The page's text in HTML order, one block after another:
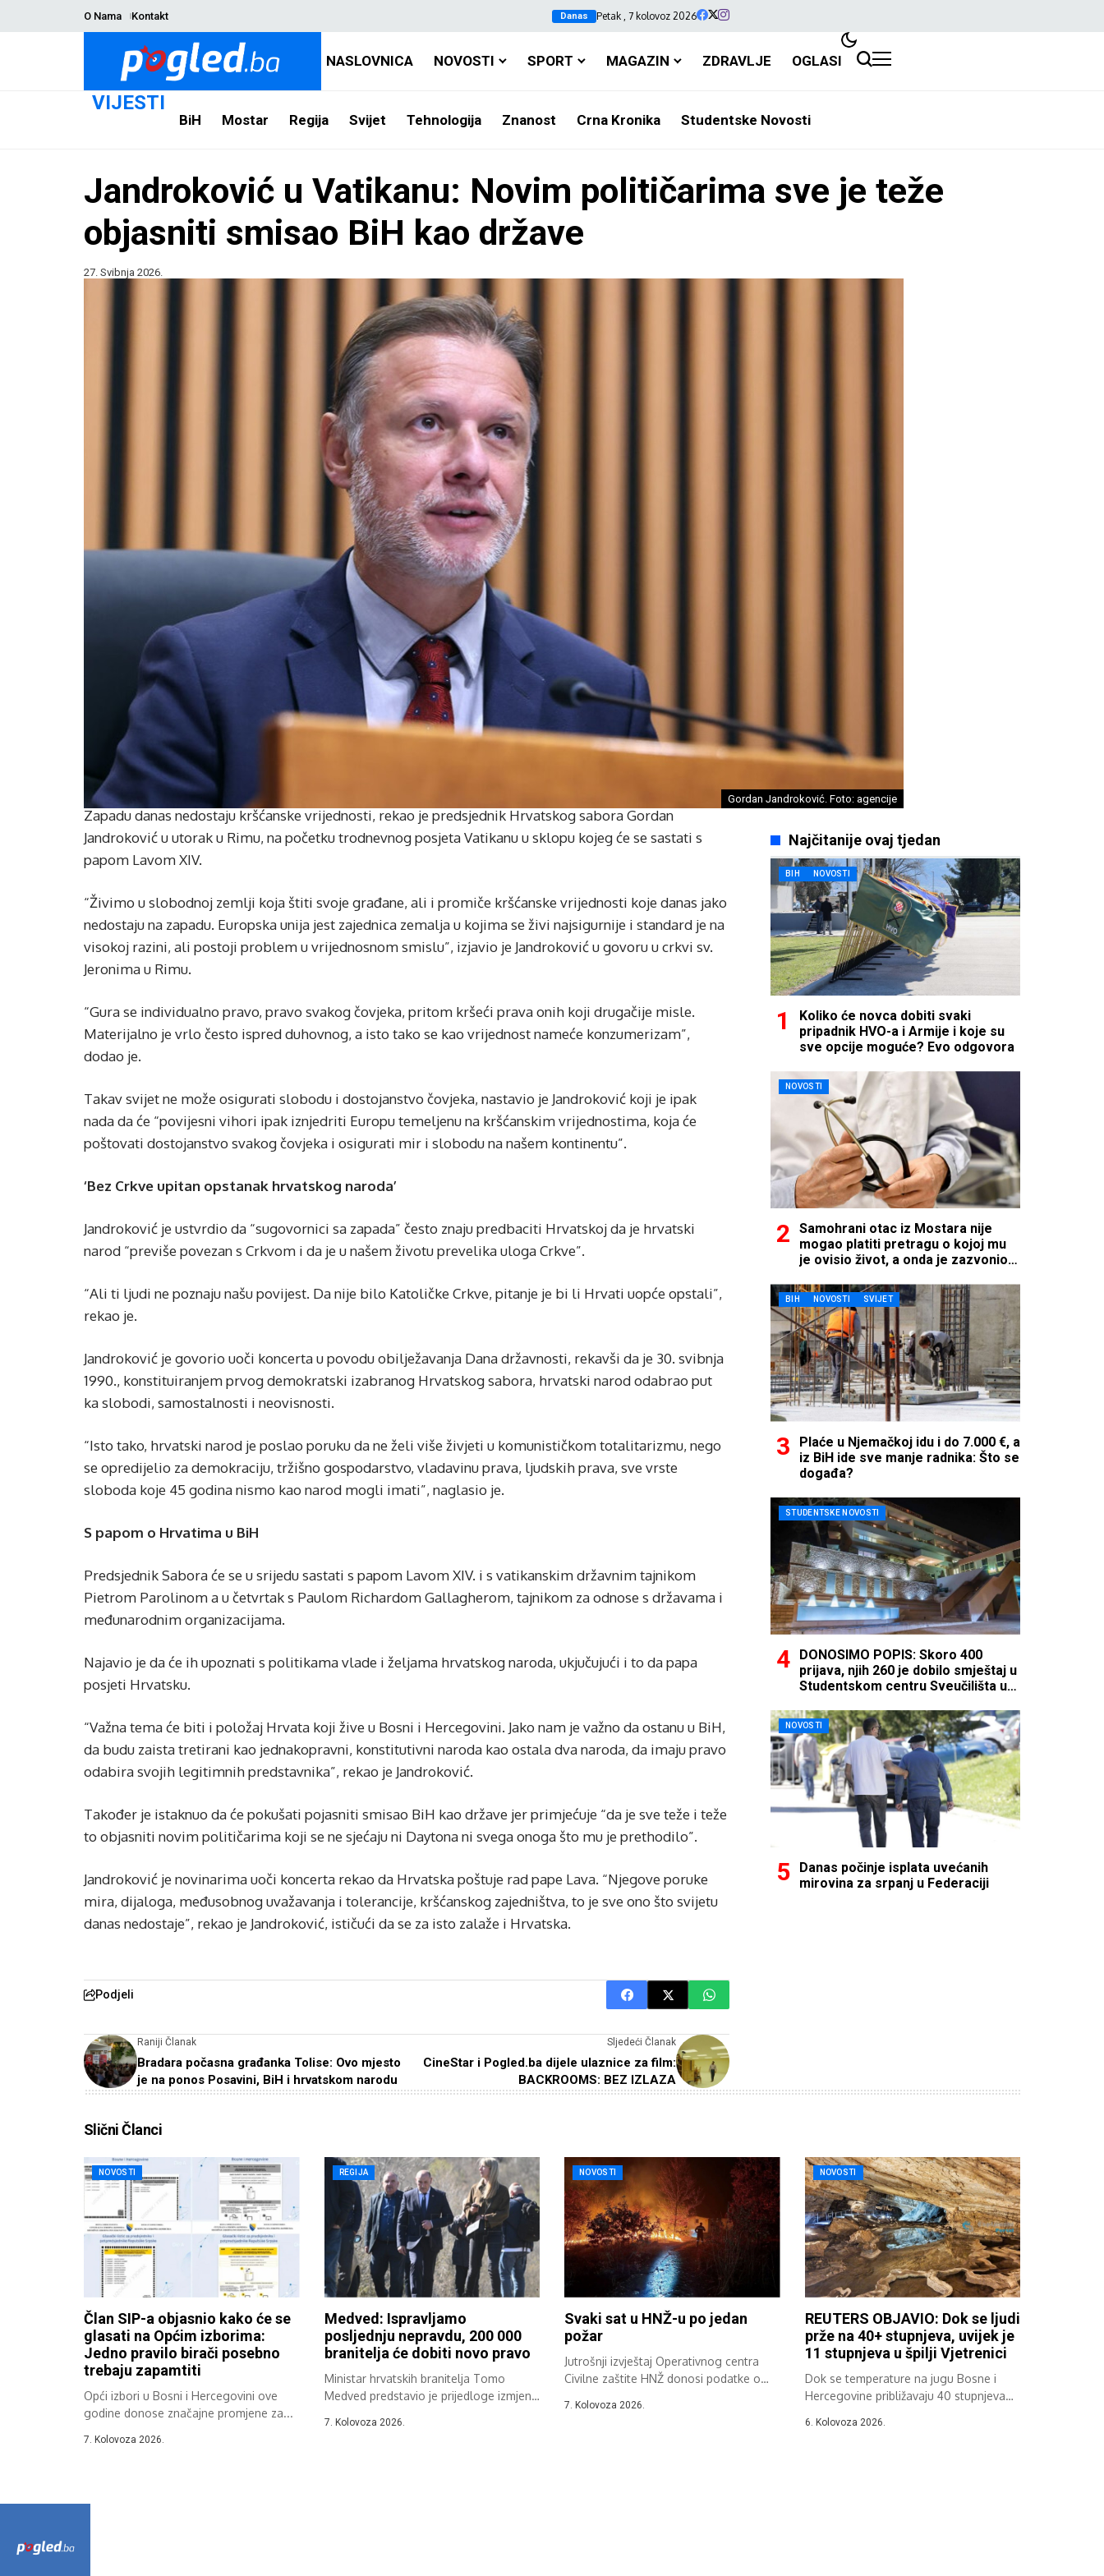
O Nama Kontakt Danas Petak , 7 kolovoz 2026
NASLOVNICA NOVOSTI SPORT MAGAZIN ZDRAVLJE OGLASI
VIJESTI
BiH Mostar Regija Svijet Tehnologija Znanost Crna Kronika Studentske Novosti
Jandroković u Vatikanu: Novim političarima sve je teže
objasniti smisao BiH kao države
27. Svibnja 2026.
Gordan Jandroković. Foto: agencije
Zapadu danas nedostaju kršćanske vrijednosti, rekao je predsjednik Hrvatskog sabora Gordan
Jandroković u utorak u Rimu, na početku trodnevnog posjeta Vatikanu u sklopu kojeg će se sastati s
papom Lavom XIV.
“Živimo u slobodnoj zemlji koja štiti svoje građane, ali i promiče kršćanske vrijednosti koje danas jako
nedostaju na zapadu. Europska unija jest zajednica zemalja u kojima se živi najsigurnije i standard je na
visokoj razini, ali postoji problem u vrijednosnom smislu”, izjavio je Jandroković u govoru u crkvi sv.
Jeronima u Rimu.
“Gura se individualno pravo, pravo svakog čovjeka, pritom kršeći prava onih koji drugačije misle.
Materijalno je vrlo često ispred duhovnog, a isto tako se kao vrijednost nameće konzumerizam”,
dodao je.
Takav svijet ne može osigurati slobodu i dostojanstvo čovjeka, nastavio je Jandroković koji je ipak
nada da će “povijesni vihori ipak iznjedriti Europu temeljenu na kršćanskim vrijednostima, koja će
poštovati dostojanstvo svakog čovjeka i osigurati mir i slobodu na našem kontinentu”.
‘Bez Crkve upitan opstanak hrvatskog naroda’
Jandroković je ustvrdio da “sugovornici sa zapada” često znaju predbaciti Hrvatskoj da je hrvatski
narod “previše povezan s Crkvom i da je u našem životu prevelika uloga Crkve”.
“Ali ti ljudi ne poznaju našu povijest. Da nije bilo Katoličke Crkve, pitanje je bi li Hrvati uopće opstali”,
rekao je.
Jandroković je govorio uoči koncerta u povodu obilježavanja Dana državnosti, rekavši da je 30. svibnja
1990., konstituiranjem prvog demokratski izabranog Hrvatskog sabora, hrvatski narod odabrao put
ka slobodi, samostalnosti i neovisnosti.
“Isto tako, hrvatski narod je poslao poruku da ne želi više živjeti u komunističkom totalitarizmu, nego
se opredijelio za demokraciju, tržišno gospodarstvo, vladavinu prava, ljudskih prava, sve vrste
sloboda koje 45 godina nismo kao narod mogli imati”, naglasio je.
S papom o Hrvatima u BiH
Predsjednik Sabora će se u srijedu sastati s papom Lavom XIV. i s vatikanskim državnim tajnikom
Pietrom Parolinom a u četvrtak s Paulom Richardom Gallagherom, tajnikom za odnose s državama i
međunarodnim organizacijama.
Najavio je da će ih upoznati s politikama vlade i željama hrvatskog naroda, ukjučujući i to da papa
posjeti Hrvatsku.
“Važna tema će biti i položaj Hrvata koji žive u Bosni i Hercegovini. Jako nam je važno da ostanu u BiH,
da budu zaista tretirani kao jednakopravni, konstitutivni naroda kao ostala dva naroda, da imaju pravo
odabira svojih legitimnih predstavnika”, rekao je Jandroković.
Također je istaknuo da će pokušati pojasniti smisao BiH kao države jer primjećuje “da je sve teže i teže
to objasniti novim političarima koji se ne sjećaju ni Daytona ni svega onoga što mu je prethodilo”.
Jandroković je novinarima uoči koncerta rekao da Hrvatska poštuje rad pape Lava. “Njegove poruke
mira, dijaloga, međusobnog uvažavanja i tolerancije, kršćanskog zajedništva, to je sve ono što svijetu
danas nedostaje”, rekao je Jandroković, ističući da se za isto zalaže i Hrvatska.
Podjeli
Raniji Članak
Bradara počasna građanka Tolise: Ovo mjesto
je na ponos Posavini, BiH i hrvatskom narodu
Sljedeći Članak
CineStar i Pogled.ba dijele ulaznice za film:
BACKROOMS: BEZ IZLAZA
Najčitanije ovaj tjedan
BIH NOVOSTI
Koliko će novca dobiti svaki
pripadnik HVO-a i Armije i koje su
sve opcije moguće? Evo odgovora
NOVOSTI
Samohrani otac iz Mostara nije
mogao platiti pretragu o kojoj mu
je ovisio život, a onda je zazvonio
BIH NOVOSTI SVIJET
Plaće u Njemačkoj idu i do 7.000 €, a
iz BiH ide sve manje radnika: Što se
događa?
STUDENTSKE NOVOSTI
DONOSIMO POPIS: Skoro 400
prijava, njih 260 je dobilo smještaj u
Studentskom centru Sveučilišta u
NOVOSTI
Danas počinje isplata uvećanih
mirovina za srpanj u Federaciji
Slični Članci
NOVOSTI
Član SIP-a objasnio kako će se
glasati na Općim izborima:
Jedno pravilo birači posebno
trebaju zapamtiti
Opći izbori u Bosni i Hercegovini ove
godine donose značajne promjene za...
7. Kolovoza 2026.
REGIJA
Medved: Ispravljamo
posljednju nepravdu, 200 000
branitelja će dobiti novo pravo
Ministar hrvatskih branitelja Tomo
Medved predstavio je prijedloge izmjena
7. Kolovoza 2026.
NOVOSTI
Svaki sat u HNŽ-u po jedan
požar
Jutrošnji izvještaj Operativnog centra
Civilne zaštite HNŽ donosi podatke o
7. Kolovoza 2026.
NOVOSTI
REUTERS OBJAVIO: Dok se ljudi
prže na 40+ stupnjeva, uvijek je
11 stupnjeva u špilji Vjetrenici
Dok se temperature na jugu Bosne i
Hercegovine približavaju 40 stupnjeva
6. Kolovoza 2026.